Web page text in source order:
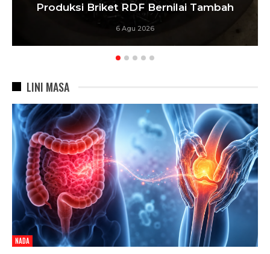
Produksi Briket RDF Bernilai Tambah
6 Agu 2026
LINI MASA
NADA